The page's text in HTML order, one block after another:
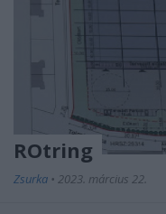
ROtring
Zsurka • 2023. március 22.